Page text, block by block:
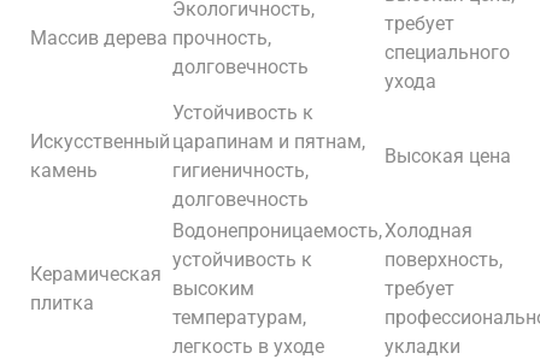
Массив дерева
Экологичность,
прочность,
долговечность
требует
специального
ухода
Искусственный
камень
Устойчивость к
царапинам и пятнам,
гигиеничность,
долговечность
Высокая цена
Керамическая
плитка
Водонепроницаемость,
устойчивость к
высоким
температурам,
легкость в уходе
Холодная
поверхность,
требует
укладки